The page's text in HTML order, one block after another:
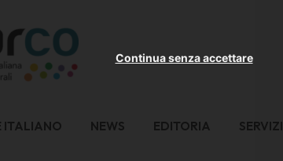
Continua senza accettare
ITALIANO NEWS EDITORIA SERVIZI